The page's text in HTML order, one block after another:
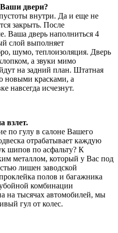
двери?
внутри. Да и еще не
закрыть. После
Ваша дверь наполниться 4
слой выполняет
шумо, теплоизоляция. Дверь
а звуки мимо
на задний план. Штатная
новыми красками, а
навсегда исчезнут.
взлет.
по гулу в салоне Вашего
отрабатывает каждую
шипов по асфальту? К
металлом, который у Вас под
лишен заводской
полов и багажника
комбинации
на тысячах автомобилей, мы
гул от колес.